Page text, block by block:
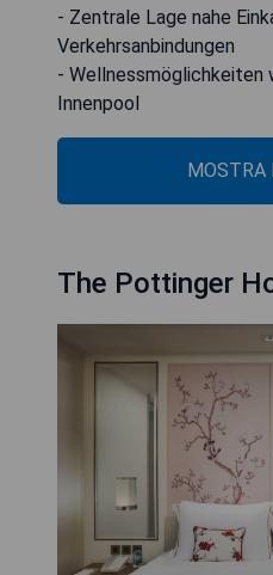
- Zentrale Lage nahe
Verkehrsanbindungen
- Wellnessmöglichkeiten
Innenpool
MOSTRA
The Pottinger